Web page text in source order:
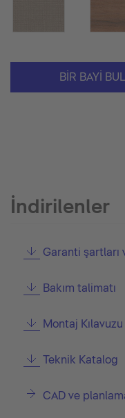
BIR BAYI BUL
İndirilenler
Garanti şartları
Bakım talimatı
Montaj Kılavuzu
Teknik Katalog
CAD ve